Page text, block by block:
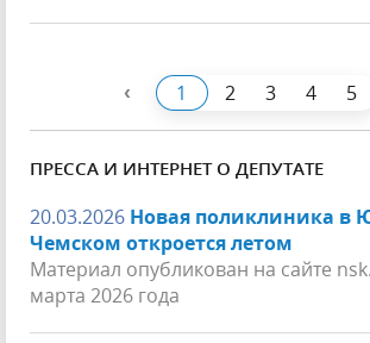
‹ 1 2 3 4 5
ПРЕССА И ИНТЕРНЕТ О ДЕПУТАТЕ
20.03.2026 Новая поликлиника в
Чемском откроется летом
Материал опубликован на сайте
марта 2026 года